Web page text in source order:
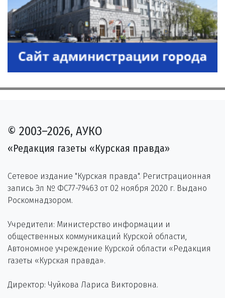
© 2003–2026, АУКО
«Редакция газеты «Курская правда»
Сетевое издание "Курская правда". Регистрационная
запись Эл № ФС77-79463 от 02 ноября 2020 г. Выдано
Роскомнадзором.
Учредители: Министерство информации и
общественных коммуникаций Курской области,
Автономное учреждение Курской области «Редакция
газеты «Курская правда».
Директор: Чуйкова Лариса Викторовна.